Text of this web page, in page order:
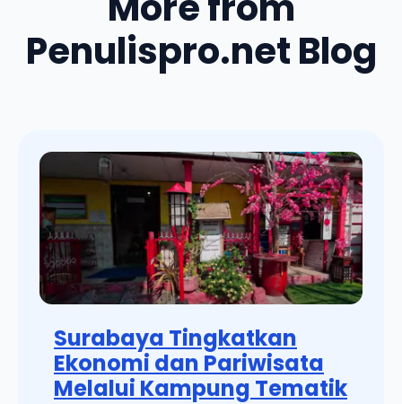
Penulispro.net Blog
Surabaya Tingkatkan
Ekonomi dan Pariwisata
Melalui Kampung Tematik